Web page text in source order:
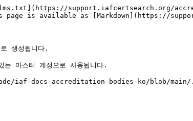
support.iafcertsearch.org/
page is available as [Markdown](https://
생성됩니다.
마스터 계정으로 사용됩니다.
iaf-docs-accreditation-bodies-ko/blob/